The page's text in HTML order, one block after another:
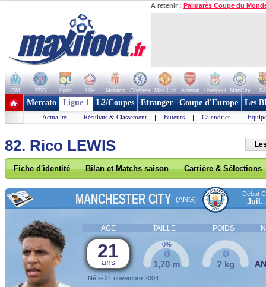
A retenir : Palmarès Coupe du
OM PSG Lyon Lille Monaco Chelsea Man Utd Arsenal Liverpool ManCity
+ de clubs
Mercato Ligue 1 L2/Coupes Etranger Coupe d'Europe Les
Actualité | Résultats & Classement | Buteurs | Calendrier |
82. Rico LEWIS
Fiche d'identité Bilan et Matchs saison Carrière & Sélections
MANCHESTER CITY (ANG)
Début
Juil.
AGE TAILLE POIDS
21
ans
Né le 21 novembre 2004
1,70 m
0%
? kg